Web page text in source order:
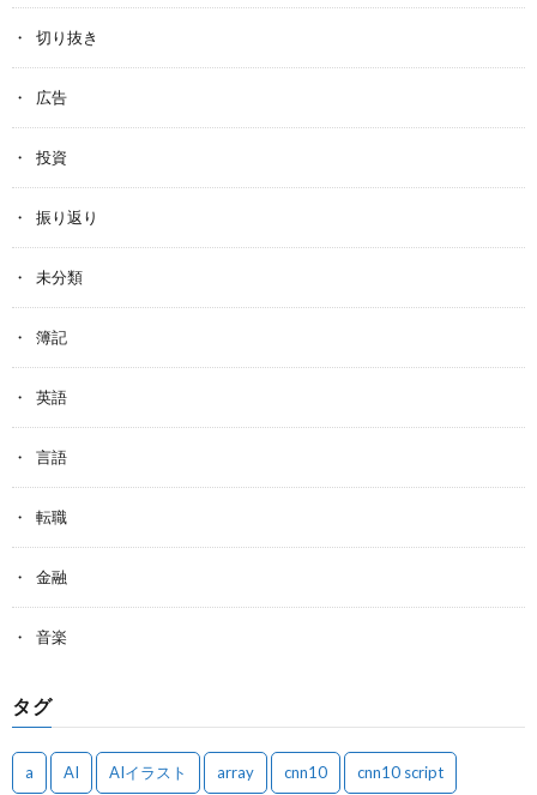
切り抜き
広告
投資
振り返り
未分類
簿記
英語
言語
転職
金融
音楽
タグ
a AI AIイラスト array cnn10 cnn10 script